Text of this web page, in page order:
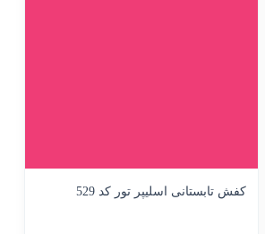
کفش تابستانی اسلیپر تور کد 529